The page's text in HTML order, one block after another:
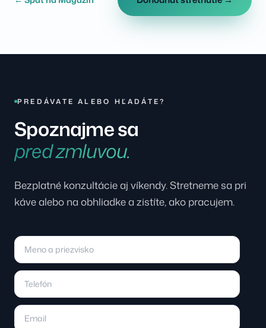
PREDÁVATE ALEBO HĽADÁTE?
Spoznajme sa
pred zmluvou.
Bezplatné konzultácie aj víkendy. Stretneme sa pri
káve alebo na obhliadke a zistíte, ako pracujem.